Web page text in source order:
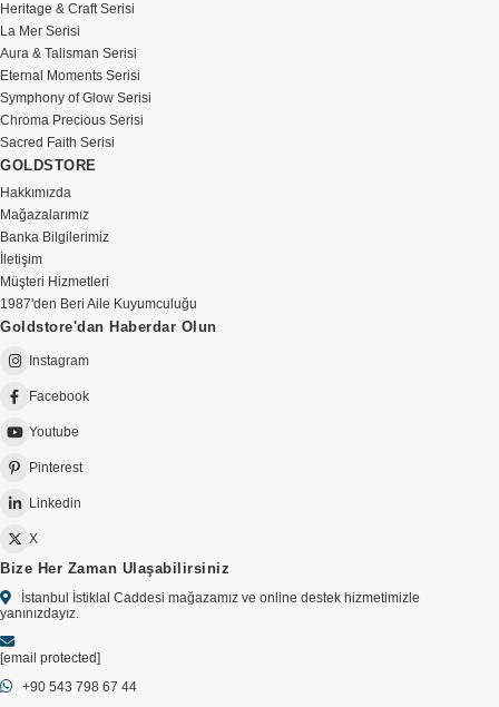
Heritage & Craft Serisi
La Mer Serisi
Aura & Talisman Serisi
Eternal Moments Serisi
Symphony of Glow Serisi
Chroma Precious Serisi
Sacred Faith Serisi
GOLDSTORE
Hakkımızda
Mağazalarımız
Banka Bilgilerimiz
İletişim
Müşteri Hizmetleri
1987'den Beri Aile Kuyumculuğu
Goldstore'dan Haberdar Olun
Instagram
Facebook
Youtube
Pinterest
Linkedin
X
Bize Her Zaman Ulaşabilirsiniz
İstanbul İstiklal Caddesi mağazamız ve online destek hizmetimizle
yanınızdayız.
[email protected]
+90 543 798 67 44